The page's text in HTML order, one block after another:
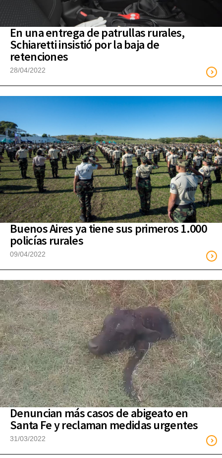
En una entrega de patrullas rurales,
Schiaretti insistió por la baja de
retenciones
28/04/2022
Buenos Aires ya tiene sus primeros 1.000
policías rurales
09/04/2022
Denuncian más casos de abigeato en
Santa Fe y reclaman medidas urgentes
31/03/2022